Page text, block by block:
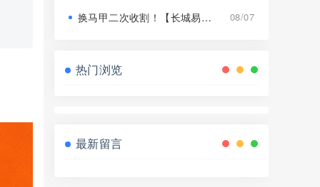
换马甲二次收割！【长城易趣】平移【康盛科技】又是致命骗局！ 08/07
热门浏览
最新留言